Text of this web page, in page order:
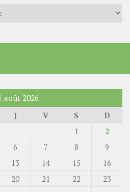
août 2026
J V S
D
1
2
6 7 8
9
13 14 15
16
20 21 22
23